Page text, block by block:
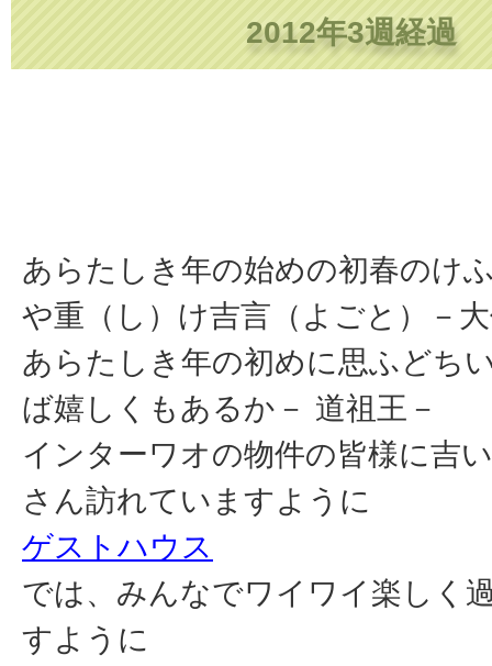
2012年3週経過
あらたしき年の始めの初春のけ
や重（し）け吉言（よごと）－
あらたしき年の初めに思ふどち
ば嬉しくもあるか － 道祖王 －
インターワオの物件の皆様に吉
さん訪れていますように
ゲストハウス
では、みんなでワイワイ楽しく
すように